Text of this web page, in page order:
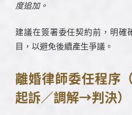
度追加。
建議在簽署委任契約前，明確
目，以避免後續產生爭議。
離婚律師委任程
起訴／調解→判決）